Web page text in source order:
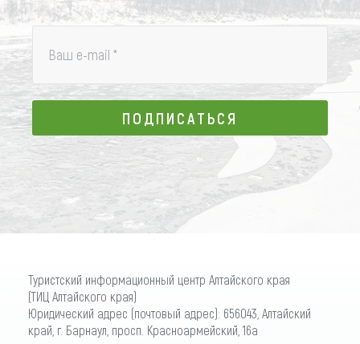
Ваш e-mail *
ПОДПИСАТЬСЯ
ПОДПИСАТЬСЯ
Туристский информационный центр Алтайского края
(ТИЦ Алтайского края)
Юридический адрес (почтовый адрес): 656043, Алтайский
край, г. Барнаул, просп. Красноармейский, 16а